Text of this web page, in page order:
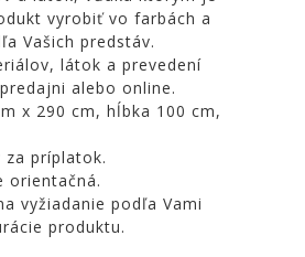
vyrobiť vo farbách a
Vašich predstáv.
látok a prevedení
alebo online.
x 290 cm, hĺbka 100 cm,
za príplatok.
orientačná.
vyžiadanie podľa Vami
produktu.